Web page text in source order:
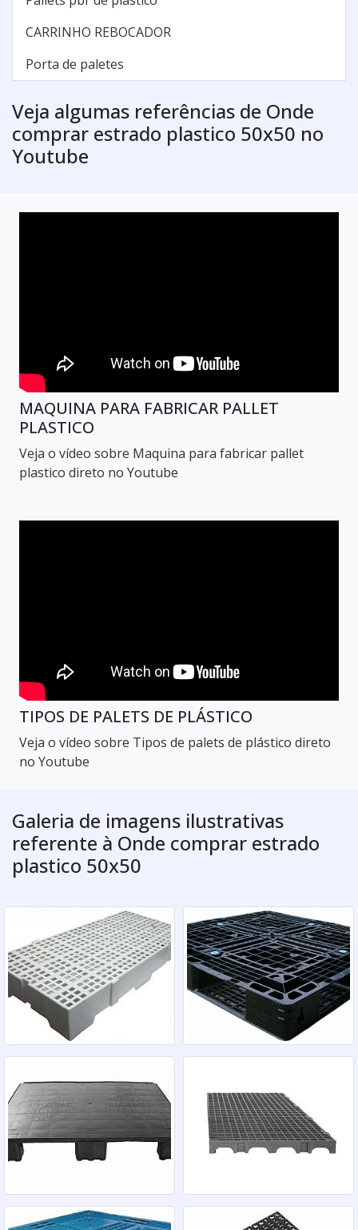
CARRINHO REBOCADOR
Porta de paletes
Veja algumas referências de Onde
comprar estrado plastico 50x50 no
Youtube
MAQUINA PARA FABRICAR PALLET
PLASTICO
Veja o vídeo sobre Maquina para fabricar pallet
plastico direto no Youtube
TIPOS DE PALETS DE PLÁSTICO
Veja o vídeo sobre Tipos de palets de plástico direto
no Youtube
Galeria de imagens ilustrativas
referente à Onde comprar estrado
plastico 50x50